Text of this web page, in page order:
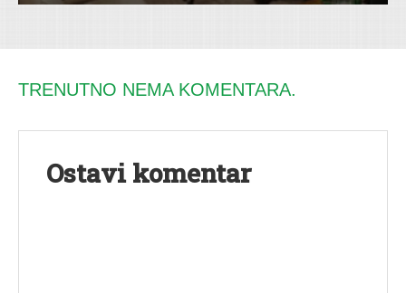
TRENUTNO NEMA KOMENTARA.
Ostavi komentar